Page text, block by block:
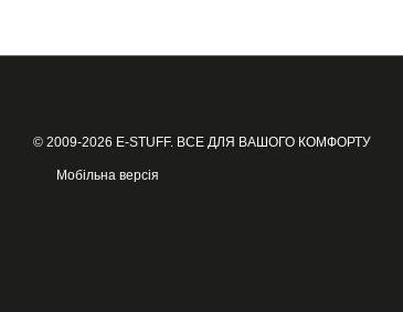
© 2009-2026 E-STUFF. ВСЕ ДЛЯ ВАШОГО КОМФОРТУ
Мобільна версія